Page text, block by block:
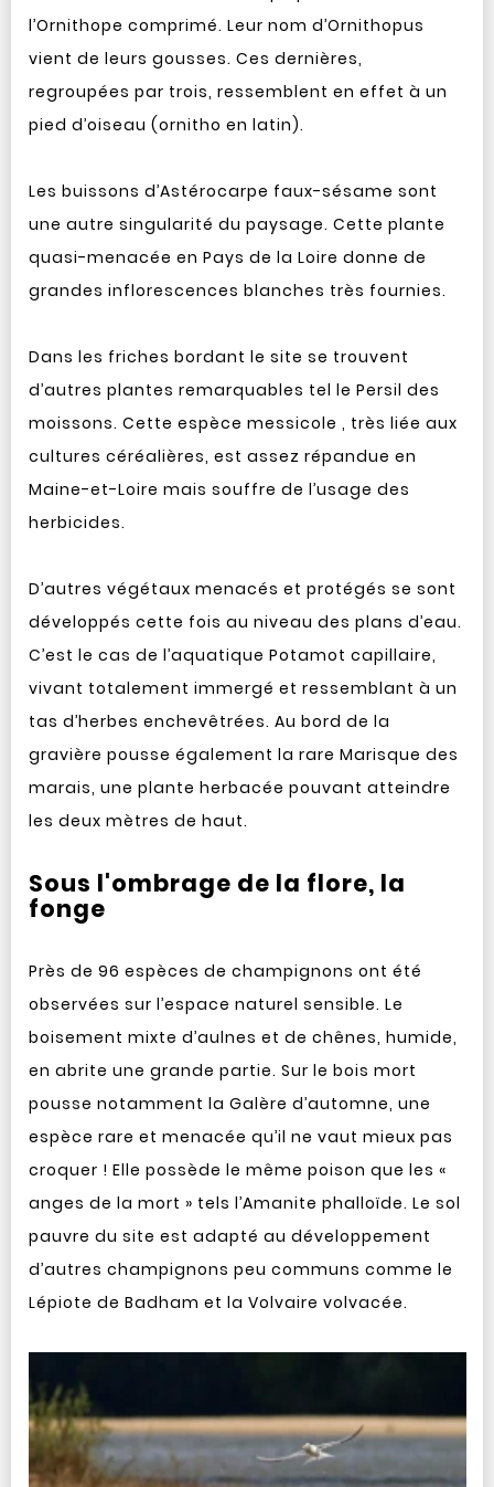
l’Ornithope comprimé. Leur nom d’Ornithopus
vient de leurs gousses. Ces dernières,
regroupées par trois, ressemblent en effet à un
pied d’oiseau (ornitho en latin).
Les buissons d’Astérocarpe faux-sésame sont
une autre singularité du paysage. Cette plante
quasi-menacée en Pays de la Loire donne de
grandes inflorescences blanches très fournies.
Dans les friches bordant le site se trouvent
d’autres plantes remarquables tel le Persil des
moissons. Cette espèce messicole , très liée aux
cultures céréalières, est assez répandue en
Maine-et-Loire mais souffre de l’usage des
herbicides.
D’autres végétaux menacés et protégés se sont
développés cette fois au niveau des plans d’eau.
C’est le cas de l’aquatique Potamot capillaire,
vivant totalement immergé et ressemblant à un
tas d’herbes enchevêtrées. Au bord de la
gravière pousse également la rare Marisque des
marais, une plante herbacée pouvant atteindre
les deux mètres de haut.
Sous l'ombrage de la flore, la
fonge
Près de 96 espèces de champignons ont été
observées sur l’espace naturel sensible. Le
boisement mixte d’aulnes et de chênes, humide,
en abrite une grande partie. Sur le bois mort
pousse notamment la Galère d’automne, une
espèce rare et menacée qu’il ne vaut mieux pas
croquer ! Elle possède le même poison que les «
anges de la mort » tels l’Amanite phalloïde. Le sol
pauvre du site est adapté au développement
d’autres champignons peu communs comme le
Lépiote de Badham et la Volvaire volvacée.